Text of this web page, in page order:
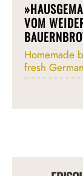
VOM
Homemade
fresh